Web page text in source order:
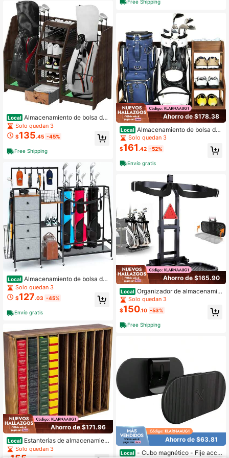
Local Almacenamiento de bolsa de
golf de madera con cajón para garaj
e y hogar
Solo quedan 3
$135.45 -45%
Free Shipping
Local Almacenamiento de bolsa de
golf de metal con cestas de cajones
para garaje y hogar
Solo quedan 3
$127.03 -45%
Envío gratis
Ahorro de $171.96
Local Estanterías de almacenamien
to de bolsas de golf de madera
Solo quedan 3
Free Shipping
Ahorro de $178.38
Local Almacenamiento de bolsa de
golf de madera con cajón, resistent
e para garaje y hogar
Solo quedan 3
$161 .42 -52%
Envío gratis
Ahorro de $165.90
Local Organizador de almacenamie
nto de bolsas de golf para garaje
Solo quedan 3
$150.10 -53%
Free Shipping
Ahorro de $63.81
Local - Cubo magnético - Fije acce